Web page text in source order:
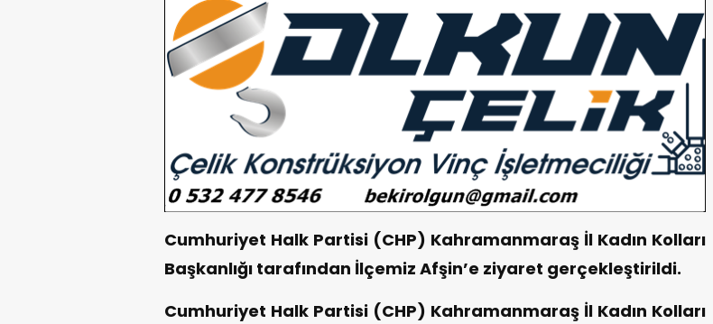
Cumhuriyet Halk Partisi (CHP) Kahramanmaraş İl Kadın Kolları
Başkanlığı tarafından İlçemiz Afşin’e ziyaret gerçekleştirildi.
Cumhuriyet Halk Partisi (CHP) Kahramanmaraş İl Kadın Kolları